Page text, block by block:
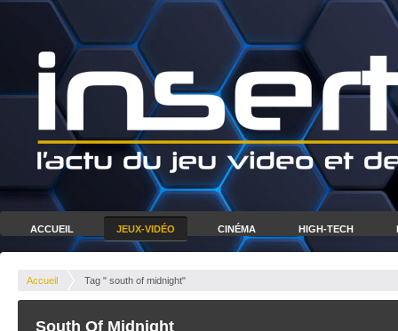
ACCUEIL JEUX-VIDÉO CINÉMA HIGH-TECH
Accueil Tag " south of midnight"
South Of Midnight